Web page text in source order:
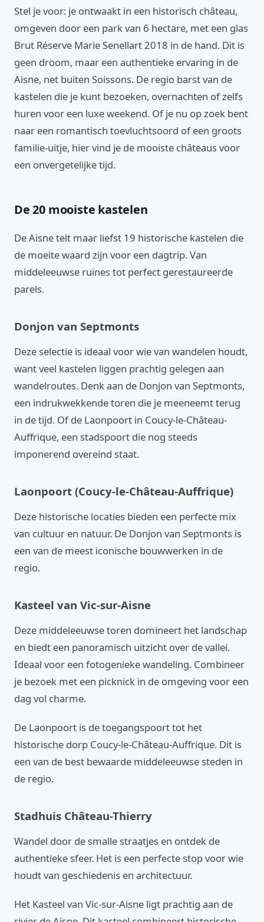
Stel je voor: je ontwaakt in een historisch château,
omgeven door een park van 6 hectare, met een glas
Brut Réserve Marie Senellart 2018 in de hand. Dit is
geen droom, maar een authentieke ervaring in de
Aisne, net buiten Soissons. De regio barst van de
kastelen die je kunt bezoeken, overnachten of zelfs
huren voor een luxe weekend. Of je nu op zoek bent
naar een romantisch toevluchtsoord of een groots
familie-uitje, hier vind je de mooiste châteaus voor
een onvergetelijke tijd.
De 20 mooiste kastelen
De Aisne telt maar liefst 19 historische kastelen die
de moeite waard zijn voor een dagtrip. Van
middeleeuwse ruïnes tot perfect gerestaureerde
parels.
Donjon van Septmonts
Deze selectie is ideaal voor wie van wandelen houdt,
want veel kastelen liggen prachtig gelegen aan
wandelroutes. Denk aan de Donjon van Septmonts,
een indrukwekkende toren die je meeneemt terug
in de tijd. Of de Laonpoort in Coucy-le-Château-
Auffrique, een stadspoort die nog steeds
imponerend overeind staat.
Laonpoort (Coucy-le-Château-Auffrique)
Deze historische locaties bieden een perfecte mix
van cultuur en natuur. De Donjon van Septmonts is
een van de meest iconische bouwwerken in de
regio.
Kasteel van Vic-sur-Aisne
Deze middeleeuwse toren domineert het landschap
en biedt een panoramisch uitzicht over de vallei.
Ideaal voor een fotogenieke wandeling. Combineer
je bezoek met een picknick in de omgeving voor een
dag vol charme.
De Laonpoort is de toegangspoort tot het
historische dorp Coucy-le-Château-Auffrique. Dit is
een van de best bewaarde middeleeuwse steden in
de regio.
Stadhuis Château-Thierry
Wandel door de smalle straatjes en ontdek de
authentieke sfeer. Het is een perfecte stop voor wie
houdt van geschiedenis en architectuur.
Het Kasteel van Vic-sur-Aisne ligt prachtig aan de